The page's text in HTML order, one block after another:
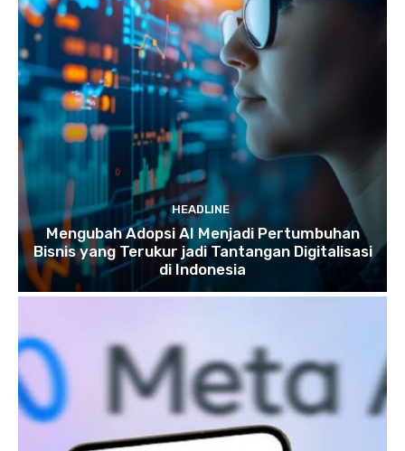
HEADLINE
Mengubah Adopsi AI Menjadi Pertumbuhan
Bisnis yang Terukur jadi Tantangan Digitalisasi
di Indonesia